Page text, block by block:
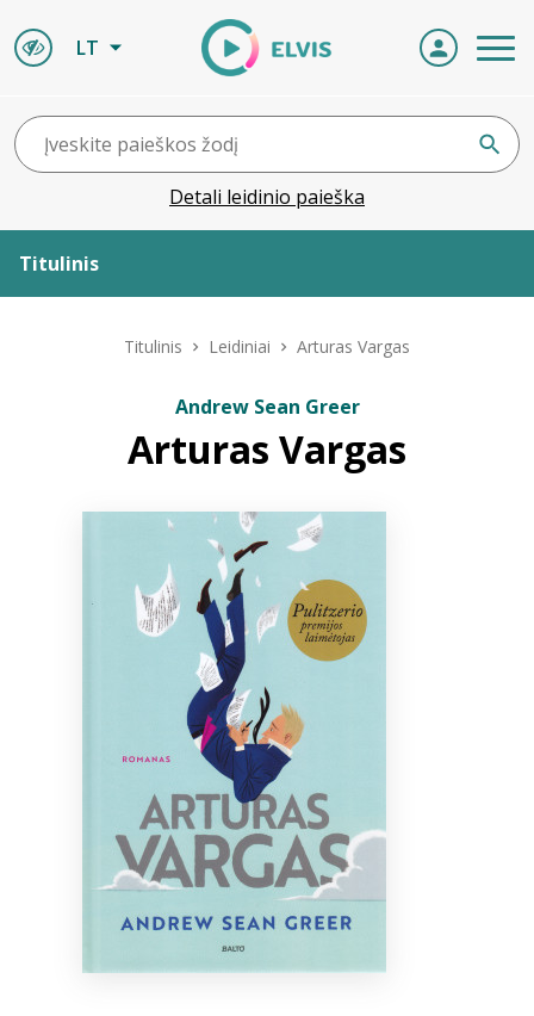
LT
Detali leidinio paieška
Titulinis
ELVIS atvyksta
Bibliotekoms
Titulinis Leidiniai Arturas Vargas
Andrew Sean Greer
Arturas Vargas